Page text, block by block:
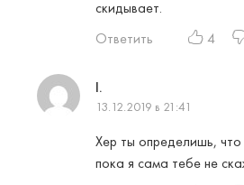
скидывает.
Ответить
4
I.
13.12.2019 в 21:41
Хер ты определишь,
пока я сама тебе не